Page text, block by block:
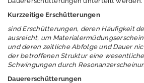
Klimawandel und
Anpassung
Lärm
Kurzzeitige Erschütterungen
sind Erschütterungen, deren Häufigkeit
ausreicht, um
und deren zeitliche Abfolge und Dauer
der betroffenen Struktur eine
Schwingungen durch
Dauererschütterungen